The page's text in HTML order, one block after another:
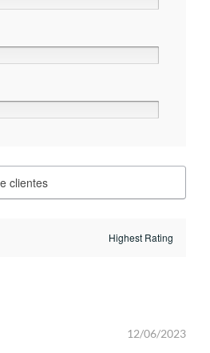
12/06/2023